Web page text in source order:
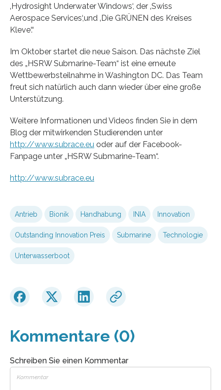
‚Hydrosight Underwater Windows‘, der ‚Swiss
Aerospace Services‘,und ‚Die GRÜNEN des Kreises
Kleve‘.“
Im Oktober startet die neue Saison. Das nächste Ziel
des „HSRW Submarine-Team“ ist eine erneute
Wettbewerbsteilnahme in Washington DC. Das Team
freut sich natürlich auch dann wieder über eine große
Unterstützung.
Weitere Informationen und Videos finden Sie in dem
Blog der mitwirkenden Studierenden unter
http://www.subrace.eu oder auf der Facebook-
Fanpage unter „HSRW Submarine-Team“.
http://www.subrace.eu
Antrieb Bionik Handhabung INIA Innovation
Outstanding Innovation Preis Submarine Technologie
Unterwasserboot
Kommentare (0)
Schreiben Sie einen Kommentar